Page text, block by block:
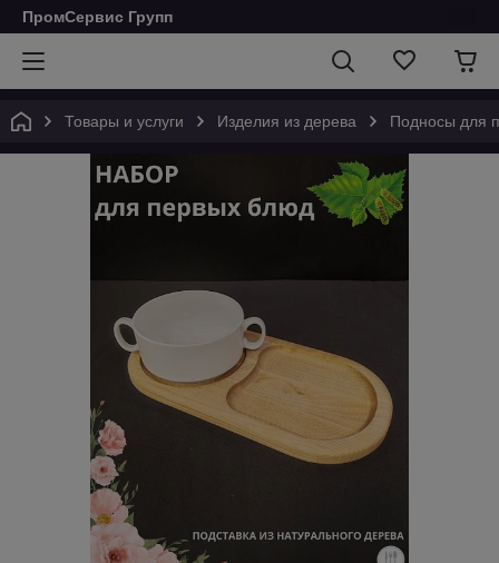
ПромСервис Групп
Товары и услуги Изделия из дерева Подносы для